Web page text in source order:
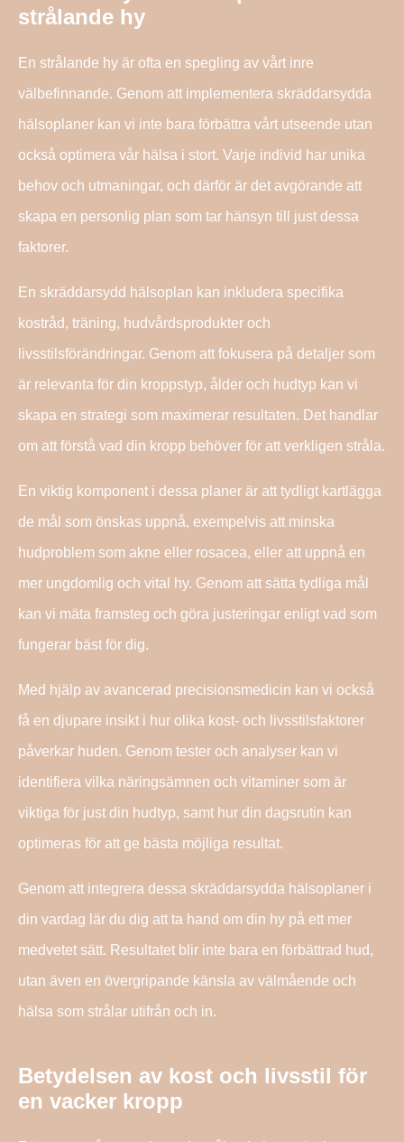
strålande hy
En strålande hy är ofta en spegling av vårt inre
välbefinnande. Genom att implementera skräddarsydda
hälsoplaner kan vi inte bara förbättra vårt utseende utan
också optimera vår hälsa i stort. Varje individ har unika
behov och utmaningar, och därför är det avgörande att
skapa en personlig plan som tar hänsyn till just dessa
faktorer.
En skräddarsydd hälsoplan kan inkludera specifika
kostråd, träning, hudvårdsprodukter och
livsstilsförändringar. Genom att fokusera på detaljer som
är relevanta för din kroppstyp, ålder och hudtyp kan vi
skapa en strategi som maximerar resultaten. Det handlar
om att förstå vad din kropp behöver för att verkligen stråla.
En viktig komponent i dessa planer är att tydligt kartlägga
de mål som önskas uppnå, exempelvis att minska
hudproblem som akne eller rosacea, eller att uppnå en
mer ungdomlig och vital hy. Genom att sätta tydliga mål
kan vi mäta framsteg och göra justeringar enligt vad som
fungerar bäst för dig.
Med hjälp av avancerad precisionsmedicin kan vi också
få en djupare insikt i hur olika kost- och livsstilsfaktorer
påverkar huden. Genom tester och analyser kan vi
identifiera vilka näringsämnen och vitaminer som är
viktiga för just din hudtyp, samt hur din dagsrutin kan
optimeras för att ge bästa möjliga resultat.
Genom att integrera dessa skräddarsydda hälsoplaner i
din vardag lär du dig att ta hand om din hy på ett mer
medvetet sätt. Resultatet blir inte bara en förbättrad hud,
utan även en övergripande känsla av välmående och
hälsa som strålar utifrån och in.
Betydelsen av kost och livsstil för
en vacker kropp